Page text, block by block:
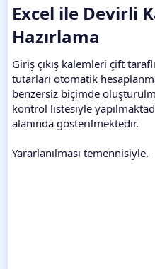
Excel ile Devirli
Hazırlama​
Giriş çıkış kalemleri çift
tutarları otomatik
benzersiz biçimde
kontrol listesiyle
alanında gösterilmektedir.
Yararlanılması temennisiyle.